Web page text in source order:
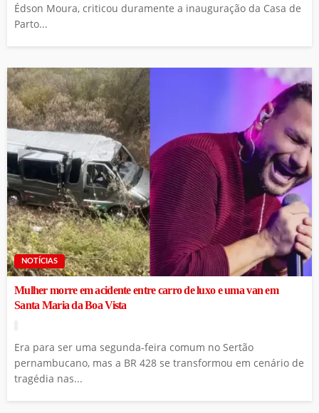
Édson Moura, criticou duramente a inauguração da Casa de
Parto...
NOTÍCIAS
Mulher morre em acidente entre carro de luxo e uma van em
Santa Maria da Boa Vista
Era para ser uma segunda-feira comum no Sertão
pernambucano, mas a BR 428 se transformou em cenário de
tragédia nas...